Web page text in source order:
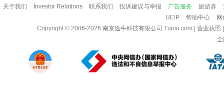
关于我们
Investor Relations 联系我们 投诉建议与举报 广告服务 旅游券
UEIP
帮助中心
Copyright © 2006-2026南京途牛科技有限公司 Tuniu.com |营业执照